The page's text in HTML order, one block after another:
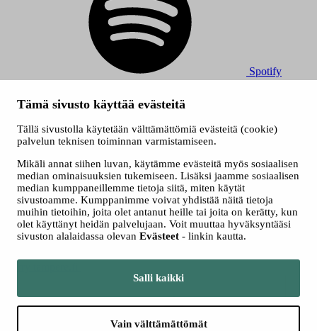
Tämä sivusto käyttää evästeitä
Tällä sivustolla käytetään välttämättömiä evästeitä (cookie)
palvelun teknisen toiminnan varmistamiseen.
Mikäli annat siihen luvan, käytämme evästeitä myös sosiaalisen
median ominaisuuksien tukemiseen. Lisäksi jaamme sosiaalisen
median kumppaneillemme tietoja siitä, miten käytät
sivustoamme. Kumppanimme voivat yhdistää näitä tietoja
muihin tietoihin, joita olet antanut heille tai joita on kerätty, kun
olet käyttänyt heidän palvelujaan. Voit muuttaa hyväksyntääsi
sivuston alalaidassa olevan Evästeet - linkin kautta.
Salli kaikki
Vain välttämättömät
Spotify
Kaikki oikeudet muutoksiin pidätetään.
Saavutettavuusseloste
Tietosuojaselosteet